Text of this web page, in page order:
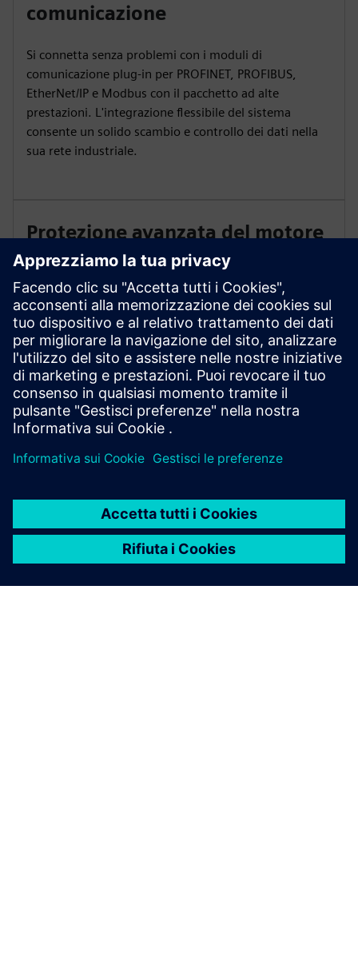
comunicazione
Si connetta senza problemi con i moduli di
comunicazione plug-in per PROFINET, PROFIBUS,
EtherNet/IP e Modbus con il pacchetto ad alte
prestazioni. L'integrazione flessibile del sistema
consente un solido scambio e controllo dei dati nella
sua rete industriale.
Protezione avanzata del motore
Tragga vantaggio da una protezione completa da
sovraccarico del motore e dal termistore opzionale.
Applica un innovativo controllo della coppia e la
parametrizzazione automatica per una messa in
servizio semplice e prestazioni affidabili con carichi
variabili.